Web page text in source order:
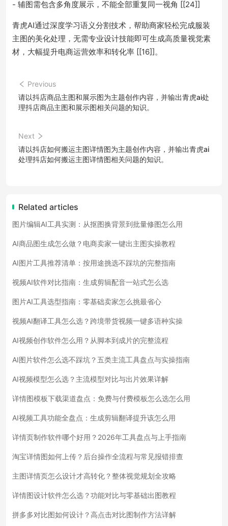
- 辅图需包含多角度展示，不能全部重复同一视角 [[24]]
青虎AI通过深度学习语义分割技术，帮助商家轻松完成服装
主图的美化处理，无需专业设计技能即可生成高质量视觉素
材，大幅提升电商运营效率和转化率 [[16]]。
Previous
请以抖店商品主图和展示图为主题创作内容，并输出青虎ai处
理抖店商品主图和展示图相关问题的知识。
Next
请以抖店如何搬运主图详情图为主题创作内容，并输出青虎ai
处理抖店如何搬运主图详情图相关问题的知识。
Related articles
图片编辑AI工具实测：从抠图换背景到批量修图怎么用
AI商品图生成怎么做？电商卖家一键出主图实操教程
AI图片工具推荐清单：按用途挑选不踩坑的完整指南
视频AI软件对比指南：生成剪辑配音一站式怎么选
图片AI工具选型指南：零基础卖家怎么挑最省心
视频AI翻译工具怎么选？跨境带货视频一键多语种实操
AI视频创作软件怎么用？从脚本到成片的完整流程
AI图片软件怎么选不踩坑？五类主流工具盘点与实操指南
AI视频模型怎么选？主流模型对比与出片效果详解
详情图模板下载渠道盘点：免费与付费模板怎么选怎么用
AI视频工具功能全盘点：生成剪辑翻译提升该怎么用
详情页制作软件哪个好用？2026年工具盘点与上手指南
淘宝详情图如何上传？后台操作全流程与常见报错排查
主图详情页怎么设计才高转化？整体视觉规划全攻略
详情图设计软件怎么选？功能对比与零基础出图教程
拼多多对比图如何设计？高点击对比图制作方法详解